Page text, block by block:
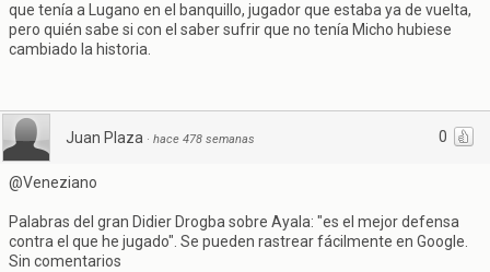
que tenía a Lugano en el banquillo, jugador que estaba ya de vuelta,
pero quién sabe si con el saber sufrir que no tenía Micho hubiese
cambiado la historia.
0
Juan Plaza · hace 478 semanas
@Veneziano
Palabras del gran Didier Drogba sobre Ayala: "es el mejor defensa
contra el que he jugado". Se pueden rastrear fácilmente en Google.
Sin comentarios